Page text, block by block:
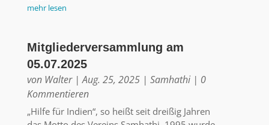
mehr lesen
Mitgliederversammlung am
05.07.2025
von Walter|Aug. 25, 2025| Samhathi| 0
Kommentieren
„Hilfe für Indien“, so heißt seit dreißig Jahren